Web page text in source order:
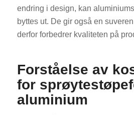
endring i design, kan
byttes ut. De gir også en
derfor forbedrer kvaliteten på
Forståelse av
for
aluminium